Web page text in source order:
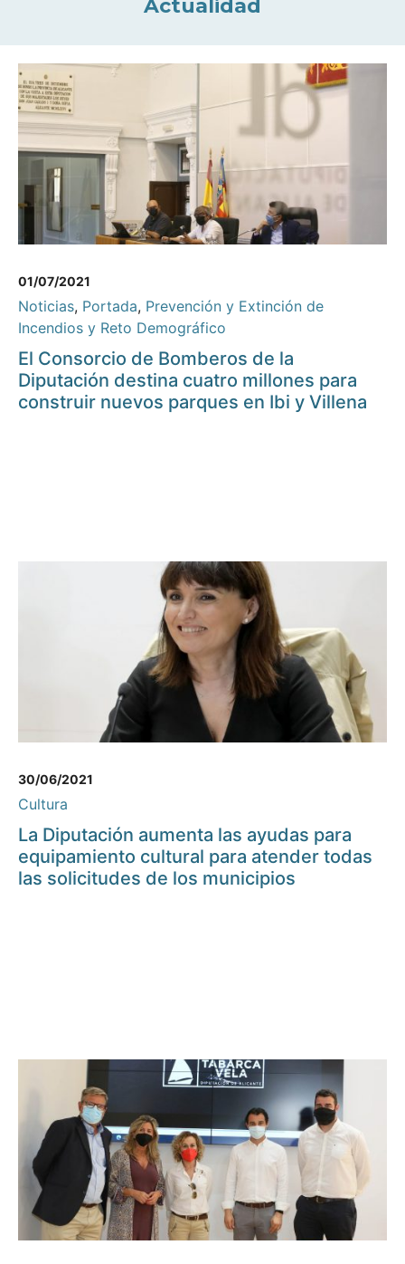
Actualidad
01/07/2021
Noticias, Portada, Prevención y Extinción de
Incendios y Reto Demográfico
El Consorcio de Bomberos de la
Diputación destina cuatro millones para
construir nuevos parques en Ibi y Villena
30/06/2021
Cultura
La Diputación aumenta las ayudas para
equipamiento cultural para atender todas
las solicitudes de los municipios